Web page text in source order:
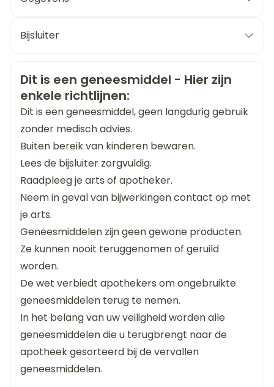
urinewegen: 2 x 125 mg /dag
x 250 mg /dag
Infecties van de bovenste luchtwegen: 2 x 250
mg /dag
Infecties van de onderste luchtwegen
acute bacteriële bronchitis en superinfectie bij
chronische bronchitis: 2 x 250 mg /dag
in geval van ernstige infecties (bv. pneumonie)
mag de dosis verhoogd worden tot 2 tot 3 x 500
mg /dag
Infecties van de huid en van de weke weefsels: 2
x 250 mg /dag
Lyme-ziekte bij volwassenen en kinderen ouder
dan 12 jaar : 500 mg 2 maal daags gedurende 20
dagen
Standaarddosis: 20 mg/kg/dag in 2
toedieningen; max. 250 mg /dag
Otitis media: 30 mg/kg/dag in 2 toedieningen,
max. 500 mg /dag
Merken Gsk
Breedte 81 mm
Lengte 132 mm
Diepte 22 mm
Hoeveelheid
Verpakking
10
Actieve
Ingrediënten
Behoud
Kamertemperatuur (15°C -
25°C)
Bijsluiter
Veiligheidsinformatie
Dit is een geneesmiddel - Hier zijn
enkele richtlijnen:
Dit is een geneesmiddel, geen langdurig gebruik
zonder medisch advies.
Buiten bereik van kinderen bewaren.
Lees de bijsluiter zorgvuldig.
Raadpleeg je arts of apotheker.
Neem in geval van bijwerkingen contact op met
je arts.
Geneesmiddelen zijn geen gewone producten.
Ze kunnen nooit teruggenomen of geruild
worden.
De wet verbiedt apothekers om ongebruikte
geneesmiddelen terug te nemen.
In het belang van uw veiligheid worden alle
geneesmiddelen die u terugbrengt naar de
apotheek gesorteerd bij de vervallen
geneesmiddelen.